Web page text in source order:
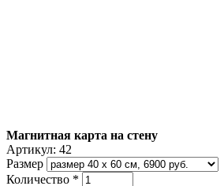
Магнитная карта на стену
Артикул: 42
Размер
Количество *